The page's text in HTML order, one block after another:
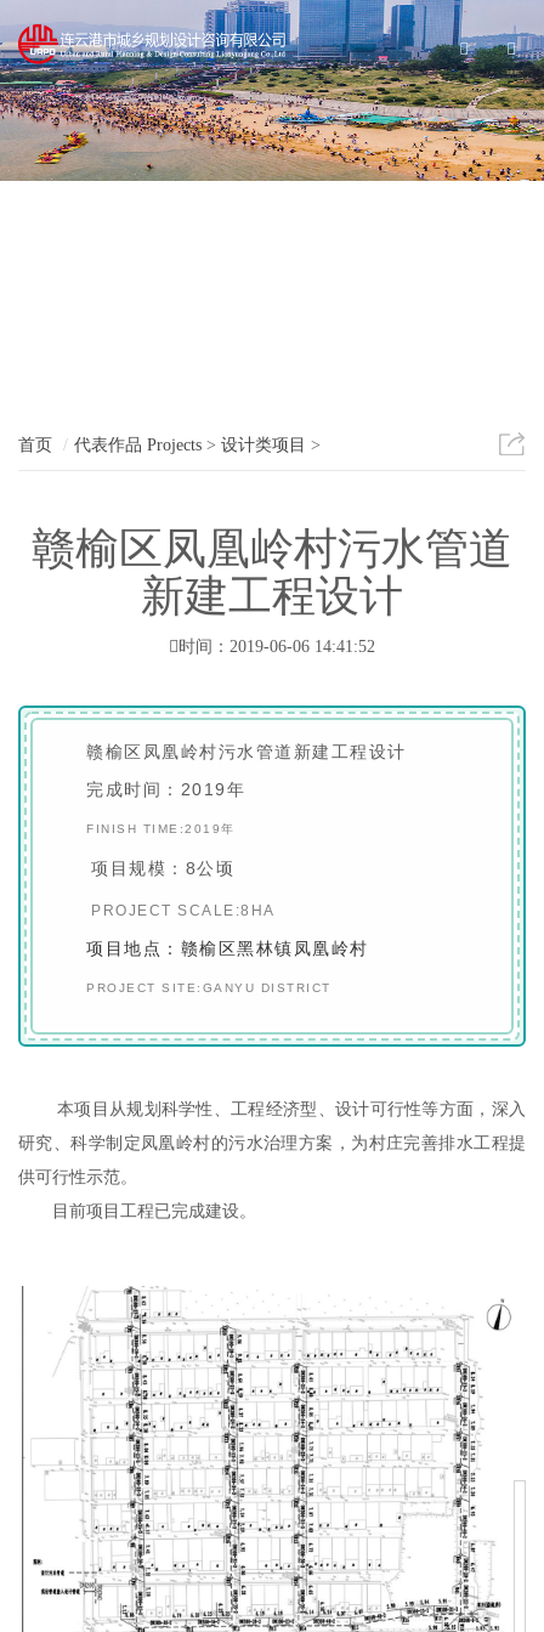
首页 代表作品 Projects > 设计类项目 >
赣榆区凤凰岭村污水管道
新建工程设计
时间：2019-06-06 14:41:52
赣榆区凤凰岭村污水管道新建工程设计
完成时间：2019年
FINISH TIME:2019年
项目规模：8公顷
PROJECT SCALE:8HA
项目地点：赣榆区黑林镇凤凰岭村
PROJECT SITE:GANYU DISTRICT
本项目从规划科学性、工程经济型、设计可行性等方面，深入
研究、科学制定凤凰岭村的污水治理方案，为村庄完善排水工程提
供可行性示范。
目前项目工程已完成建设。